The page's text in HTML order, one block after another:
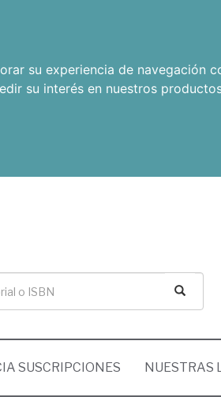
su experiencia de navegación
su interés en nuestros
SUSCRIPCIONES NUESTRAS